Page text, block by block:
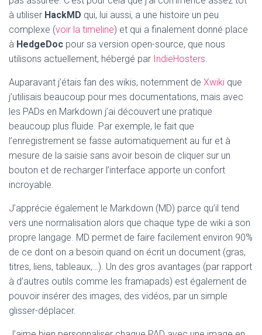
à utiliser HackMD qui, lui aussi, a une histoire un peu
complexe (voir la timeline) et qui a finalement donné place
à HedgeDoc pour sa version open-source, que nous
utilisons actuellement, hébergé par IndieHosters
Auparavant j’étais fan des wikis, notemment de Xwiki que
j’utilisais beaucoup pour mes documentations, mais avec
les PADs en Markdown j’ai découvert une pratique
beaucoup plus fluide. Par exemple, le fait que
l’enregistrement se fasse automatiquement au fur et à
mesure de la saisie sans avoir besoin de cliquer sur un
bouton et de recharger l’interface apporte un confort
incroyable.
J’apprécie également le Markdown (MD) parce qu’il tend
vers une normalisation alors que chaque type de wiki a son
propre langage. MD permet de faire facilement environ 90%
de ce dont on a besoin quand on écrit un document (gras,
titres, liens, tableaux,…). Un des gros avantages (par rapport
à d’autres outils comme les framapads) est également de
pouvoir insérer des images, des vidéos, par un simple
glisser-déplacer.